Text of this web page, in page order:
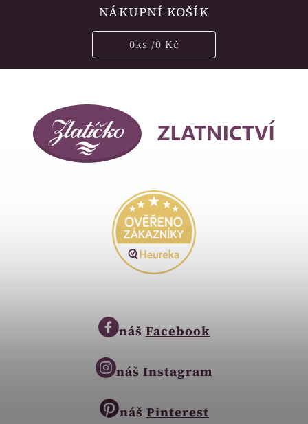
NÁKUPNÍ KOŠÍK
0ks /0 Kč
náš Facebook
náš Instagram
náš Pinterest